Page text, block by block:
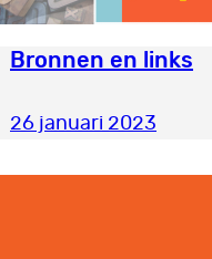
Bronnen en links
26 januari 2023